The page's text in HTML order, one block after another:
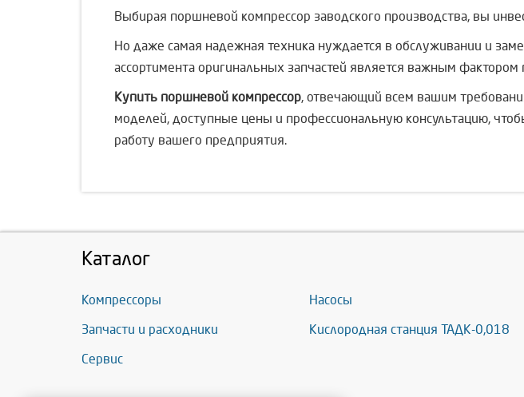
Выбирая поршневой компрессор заводского производства, вы
Но даже самая надежная техника нуждается в обслуживании и
ассортимента оригинальных запчастей является важным
Купить поршневой компрессор, отвечающий всем вашим
моделей, доступные цены и профессиональную консультацию,
работу вашего предприятия.
Каталог
Компрессоры Насосы
Запчасти и расходники Кислородная станция ТАДК-0,018
Сервис